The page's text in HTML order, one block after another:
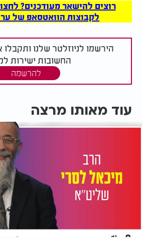
רוצים להישאר מעודכנים?
לקבוצות הוואטסאפ של ערוץ 2000
הירשמו לניוזלטר שלנו
החשובות ישירות
להרשמה
עוד מאותו מרצה